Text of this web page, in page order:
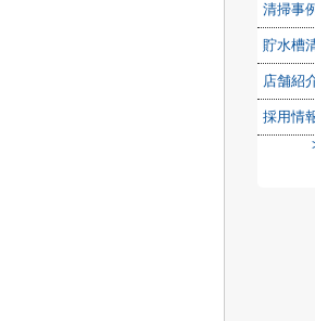
清掃事
貯水槽
店舗紹
採用情